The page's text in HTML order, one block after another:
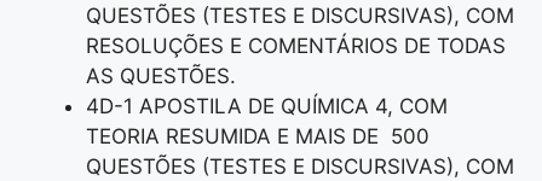
QUESTÕES (TESTES E DISCURSIVAS), COM
RESOLUÇÕES E COMENTÁRIOS DE TODAS
AS QUESTÕES.
4D-1 APOSTILA DE QUÍMICA 4, COM
TEORIA RESUMIDA E MAIS DE 500
QUESTÕES (TESTES E DISCURSIVAS), COM